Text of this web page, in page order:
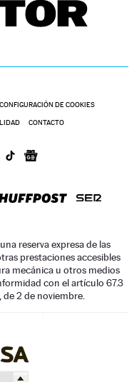
CONFIGURACIÓN DE COOKIES
CONTACTO
reserva expresa de las
prestaciones accesibles
mecánica u otros medios
con el artículo 67.3
2 de noviembre.